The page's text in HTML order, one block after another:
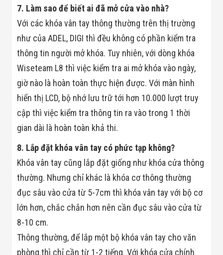
Thiết Bị Ngành
Công Nghiệp
Thiết Bị Ngành
Giáo Dục
Thiết Bị Ngành
Thủy Sản
Thiết Bị Ngành
Giày Da, Túi
Xách
Dự Án Triển
Khai
Dự Án Ngành
Thực Phẩm
Dự Án Ngành
Siêu Thị - Ngân
Dự Án Ngành
Giáo Dục -
Trường Học
Điện Tử
Dự Án Ngành
Công An - Quân
7. Làm sao để biết ai đã mở cửa vào nhà?
Với các khóa vân tay thông thường trên thị trường
như của ADEL, DIGI thì đều không có phần kiểm tra
thông tin người mở khóa. Tuy nhiên, với dòng khóa
Wiseteam L8 thì việc kiểm tra ai mở khóa vào ngày,
giờ nào là hoàn toàn thực hiện được. Với màn hình
hiển thị LCD, bộ nhớ lưu trữ tới hơn 10.000 lượt truy
cập thì việc kiểm tra thông tin ra vào trong 1 thời
gian dài là hoàn toàn khả thi.
8. Lắp đặt khóa vân tay có phức tạp không?
Khóa vân tay cũng lắp đặt giống như khóa cửa thông
thường. Nhưng chỉ khác là khóa cơ thông thường
đục sâu vào cửa từ 5-7cm thì khóa vân tay với bộ cơ
lớn hơn, chắc chắn hơn nên cần đục sâu vào cửa từ
8-10 cm.
Thông thường, để lắp một bộ khóa vân tay cho văn
phòng thì chỉ cần từ 1-2 tiếng. Với khóa cửa chính